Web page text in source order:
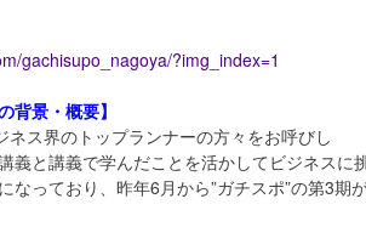
gachisupo_nagoya/?img_index=1
背景・概要】
ネス界のトップランナーの方々をお呼びし
義と講義で学んだことを活かしてビジネスに
なっており、昨年6月から”ガチスポ”の第3期